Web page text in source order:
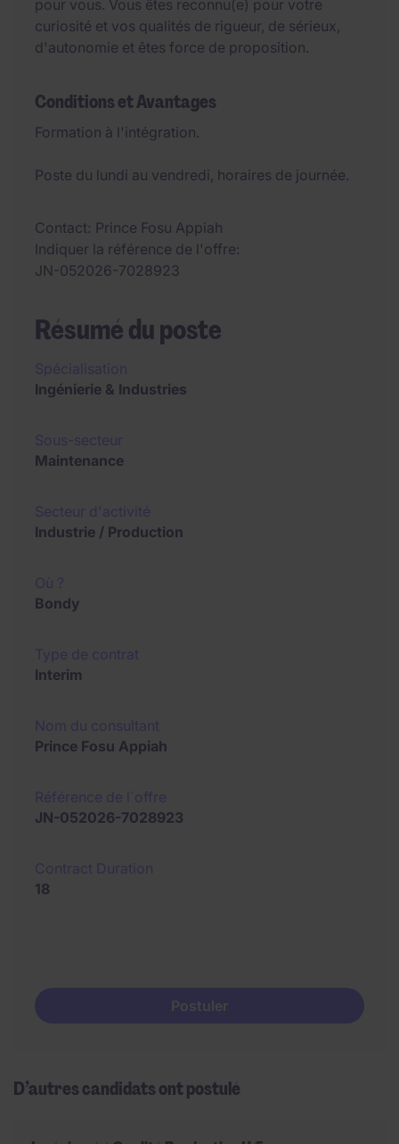
pour vous. Vous êtes reconnu(e) pour votre
curiosité et vos qualités de rigueur, de sérieux,
d'autonomie et êtes force de proposition.
Conditions et Avantages
Formation à l'intégration.
Poste du lundi au vendredi, horaires de journée.
Contact Prince Fosu Appiah
Indiquer la référence de l'offre
JN-052026-7028923
Résumé du poste
Ingénierie & Industries
Maintenance
Industrie / Production
Bondy
Interim
Prince Fosu Appiah
JN-052026-7028923
18
Postuler
D’autres candidats ont postulé